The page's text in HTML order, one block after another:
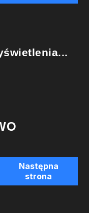
Następna
strona